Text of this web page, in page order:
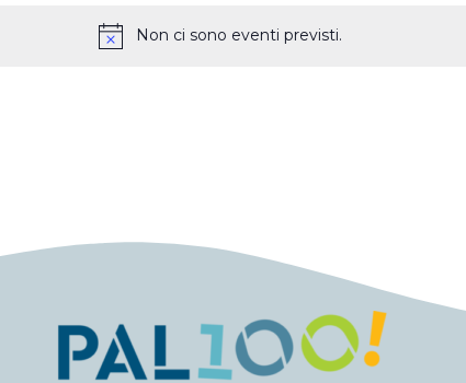
Non ci sono eventi previsti.